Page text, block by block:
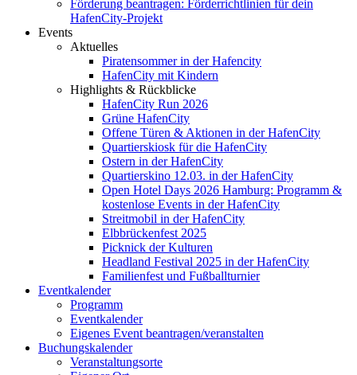
Förderung beantragen: Förderrichtlinien für dein
HafenCity-Projekt
Events
Aktuelles
Piratensommer in der Hafencity
HafenCity mit Kindern
Highlights & Rückblicke
HafenCity Run 2026
Grüne HafenCity
Offene Türen & Aktionen in der HafenCity
Quartierskiosk für die HafenCity
Ostern in der HafenCity
Quartierskino 12.03. in der HafenCity
Open Hotel Days 2026 Hamburg: Programm &
kostenlose Events in der HafenCity
Streitmobil in der HafenCity
Elbbrückenfest 2025
Picknick der Kulturen
Headland Festival 2025 in der HafenCity
Familienfest und Fußballturnier
Eventkalender
Programm
Eventkalender
Eigenes Event beantragen/veranstalten
Buchungskalender
Veranstaltungsorte